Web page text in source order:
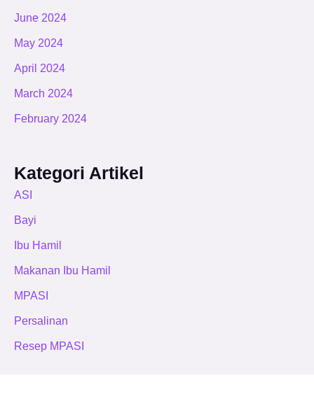
June 2024
May 2024
April 2024
March 2024
February 2024
Kategori Artikel
ASI
Bayi
Ibu Hamil
Makanan Ibu Hamil
MPASI
Persalinan
Resep MPASI